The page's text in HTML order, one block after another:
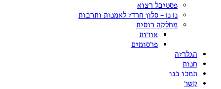
פסטיבל רצוא
נוּ נוּ – סלון חרדי לאמנות ותרבות
מחלקה רוסית
אודות
פרסומים
הגלריה
חנות
תמכו בנו
קשר